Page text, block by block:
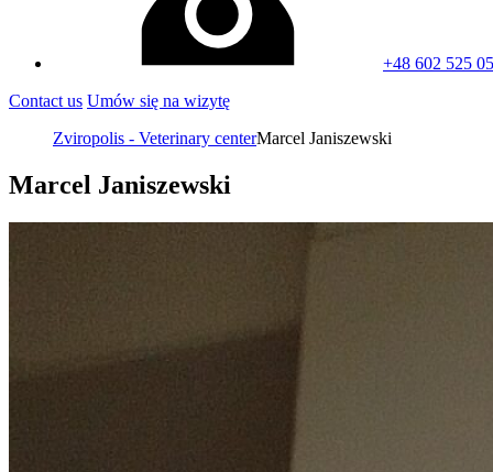
+48 602 525
Contact us Umów się na wizytę
Zviropolis - Veterinary centerMarcel Janiszewski
Marcel Janiszewski